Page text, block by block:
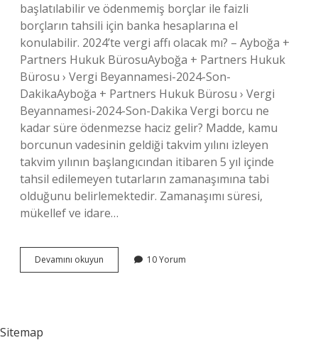
başlatılabilir ve ödenmemiş borçlar ile faizli
borçların tahsili için banka hesaplarına el
konulabilir. 2024’te vergi affı olacak mı? – Ayboğa +
Partners Hukuk BürosuAyboğa + Partners Hukuk
Bürosu › Vergi Beyannamesi-2024-Son-
DakikaAyboğa + Partners Hukuk Bürosu › Vergi
Beyannamesi-2024-Son-Dakika Vergi borcu ne
kadar süre ödenmezse haciz gelir? Madde, kamu
borcunun vadesinin geldiği takvim yılını izleyen
takvim yılının başlangıcından itibaren 5 yıl içinde
tahsil edilemeyen tutarların zamanaşımına tabi
olduğunu belirlemektedir. Zamanaşımı süresi,
mükellef ve idare…
Devamını okuyun
Borcunu
10 Yorum
Sitemap